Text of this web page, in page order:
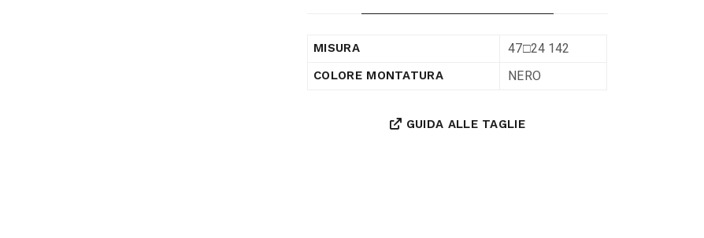
MISURA 47□24 142
COLORE MONTATURA NERO
GUIDA ALLE TAGLIE